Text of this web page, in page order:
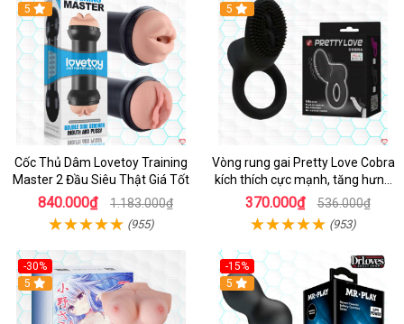
Hot
5
Cốc Thủ Dâm Lovetoy Training
Master 2 Đầu Siêu Thật Giá Tốt
840.000₫ 1.183.000₫
(955)
5
Vòng rung gai Pretty Love Cobra
kích thích cực mạnh, tăng hưng
phấn
370.000₫ 536.000₫
(953)
-30%
Hot
5
-15%
Hot
5